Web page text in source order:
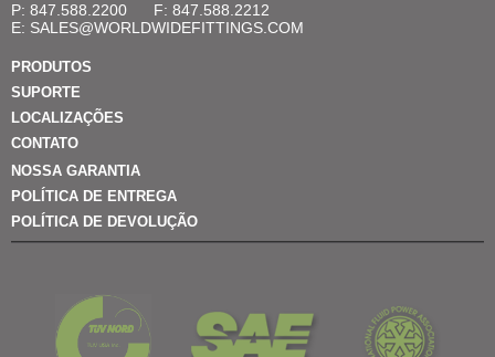
P: 847.588.2200
F: 847.588.2212
E: SALES@WORLDWIDEFITTINGS.COM
PRODUTOS
SUPORTE
LOCALIZAÇÕES
CONTATO
NOSSA GARANTIA
POLÍTICA DE ENTREGA
POLÍTICA DE DEVOLUÇÃO